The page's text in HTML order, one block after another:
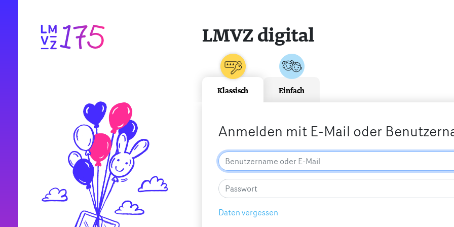
LMVZ digital
Klassisch Einfach
Anmelden mit E-Mail oder
Daten vergessen